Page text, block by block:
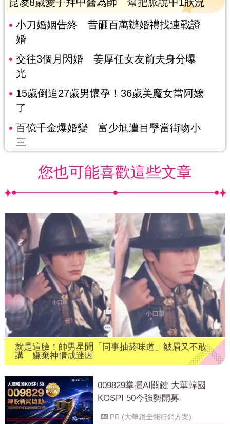
小刀婚姻告終 昔砸百萬辦婚禮找連戰證
婚
交往3個月閃婚 姜厚任女友前夫身分曝
光
15歲倒追27歲男懷孕！36歲美魔女當阿嬤
了
百億千金爆婚變 富少尪遭目擊當街吻小
三
您也可能喜歡這些文章
就是這臉！帥男星聞「同事抽菸味道」皺眉又不敢
講 嫌棄神情成迷因
009829掌握AI關鍵 大華韓國
KOSPI 50今強勢開募
PR (大華銀全能行銷方案)